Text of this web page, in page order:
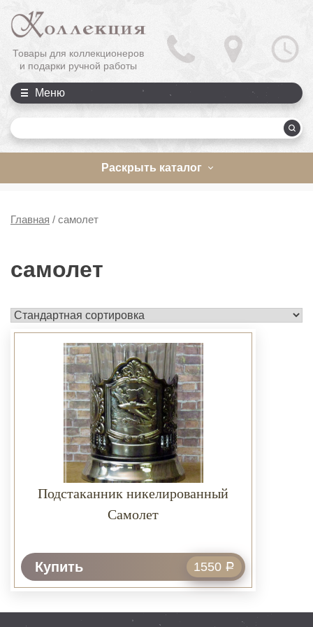
Товары для коллекционеров
и подарки ручной работы
Меню
Раскрыть каталог
Главная / самолет
самолет
Подстаканник никелированный
Самолет
Купить 1550 Р